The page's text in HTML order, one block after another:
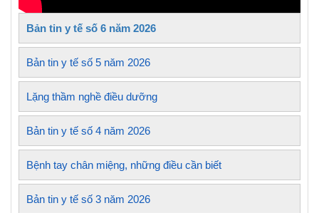
Bản tin y tế số 6 năm 2026
Bản tin y tế số 5 năm 2026
Lặng thầm nghề điều dưỡng
Bản tin y tế số 4 năm 2026
Bệnh tay chân miệng, những điều cần biết
Bản tin y tế số 3 năm 2026